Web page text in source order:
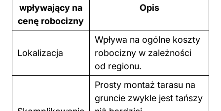
wpływający na
cenę robocizny
Opis
Lokalizacja
Wpływa na ogólne koszty
robocizny w zależności
od regionu.
Prosty montaż tarasu na
gruncie zwykle jest tańszy